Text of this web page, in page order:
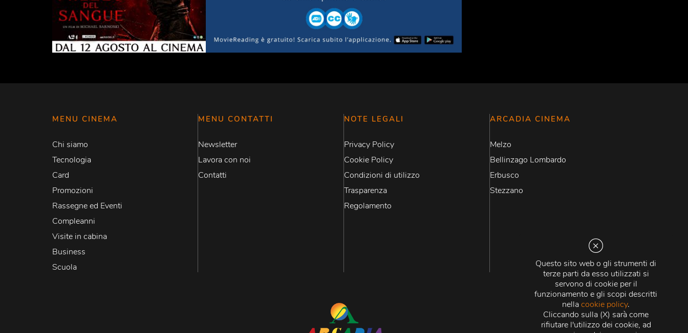
Questo sito web o gli strumenti di
terze parti da esso utilizzati si
servono di cookie per il
funzionamento e gli scopi descritti
nellacookie policy.
Cliccando sulla (X) sarà come
rifiutare l'utilizzo dei cookie, ad
MENU CINEMA
Chi siamo
Tecnologia
Card
Promozioni
Rassegne ed Eventi
Compleanni
Visite in cabina
Business
Scuola
MENU CONTATTI
Newsletter
Lavora con noi
Contatti
NOTE LEGALI
Privacy Policy
Cookie Policy
Condizioni di utilizzo
Trasparenza
Regolamento
ARCADIA CINEMA
Melzo
Bellinzago Lombardo
Erbusco
Stezzano